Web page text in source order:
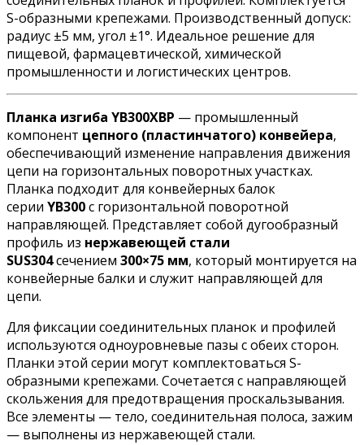
S-образными крепежами. Производственный допуск:
радиус ±5 мм, угол ±1°. Идеальное решение для
пищевой, фармацевтической, химической
промышленности и логистических центров.
Планка изгиба YB300XBP — промышленный
компонент цепного (пластинчатого) конвейера,
обеспечивающий изменение направления движения
цепи на горизонтальных поворотных участках.
Планка подходит для конвейерных балок
серии YB300с горизонтальной поворотной
направляющей. Представляет собой дугообразный
профиль из нержавеющей стали
SUS304сечением 300×75 мм, который монтируется на
конвейерные балки и служит направляющей для
цепи.
Для фиксации соединительных планок и профилей
используются одноуровневые пазы с обеих сторон.
Планки этой серии могут комплектоваться S-
образными крепежами. Сочетается с направляющей
скольжения для предотвращения проскальзывания.
Все элементы — тело, соединительная полоса, зажим
— выполнены из нержавеющей стали.